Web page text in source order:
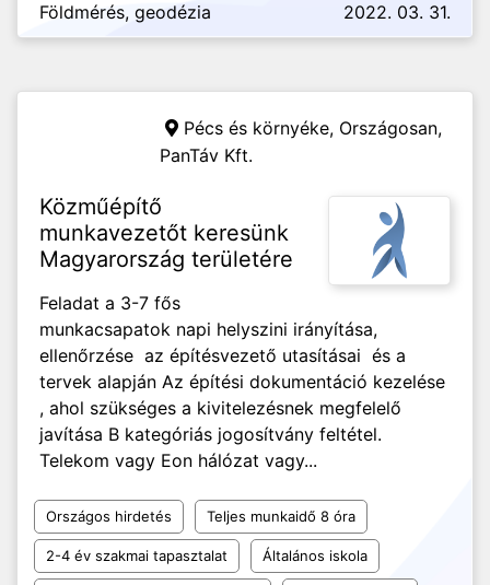
Földmérés, geodézia 2022. 03. 31.
Pécs és környéke, Országosan,
PanTáv Kft.
Közműépítő
munkavezetőt keresünk
Magyarország területére
Feladat a 3-7 fős
munkacsapatok napi helyszini irányítása,
ellenőrzése az építésvezető utasításai és a
tervek alapján Az építési dokumentáció kezelése
, ahol szükséges a kivitelezésnek megfelelő
javítása B kategóriás jogosítvány feltétel.
Telekom vagy Eon hálózat vagy...
Országos hirdetés Teljes munkaidő 8 óra
2-4 év szakmai tapasztalat Általános iskola